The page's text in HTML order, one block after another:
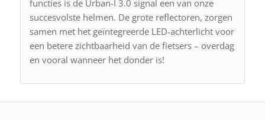
functies is de Urban-I 3.0 signal een van onze
succesvolste helmen. De grote reflectoren, zorgen
samen met het geïntegreerde LED-achterlicht voor
een betere zichtbaarheid van de fietsers – overdag
en vooral wanneer het donder is!